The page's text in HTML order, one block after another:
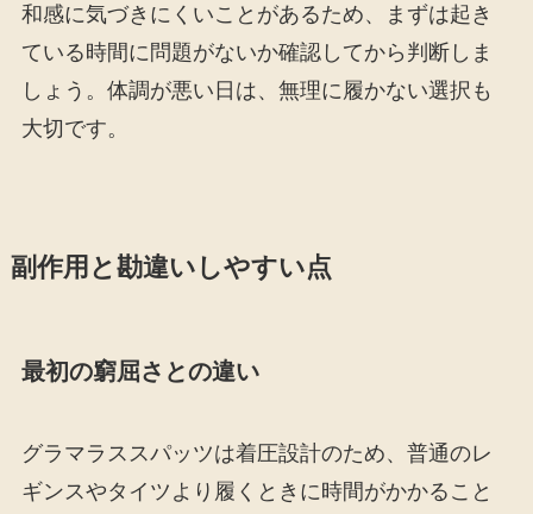
和感に気づきにくいことがあるため、まずは起き
ている時間に問題がないか確認してから判断しま
しょう。体調が悪い日は、無理に履かない選択も
大切です。
副作用と勘違いしやすい点
最初の窮屈さとの違い
グラマラススパッツは着圧設計のため、普通のレ
ギンスやタイツより履くときに時間がかかること